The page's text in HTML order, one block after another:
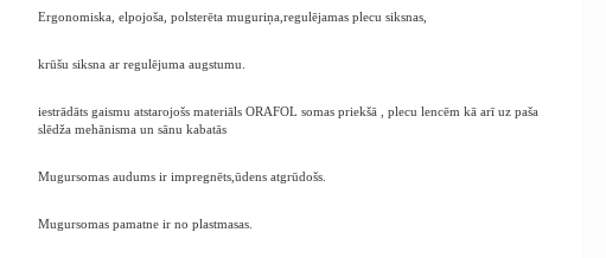
Ergonomiska, elpojoša, polsterēta muguriņa,regulējamas plecu siksnas,
krūšu siksna ar regulējuma augstumu.
iestrādāts gaismu atstarojošs materiāls ORAFOL somas priekšā , plecu lencēm kā arī uz paša
slēdža mehānisma un sānu kabatās
Mugursomas audums ir impregnēts,ūdens atgrūdošs.
Mugursomas pamatne ir no plastmasas.